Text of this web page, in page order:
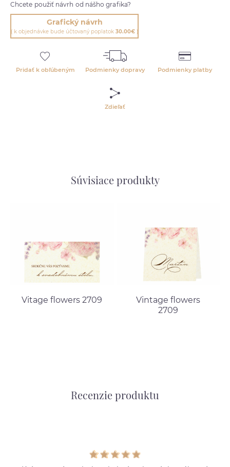
Chcete použiť návrh od nášho grafika?
Grafický návrh
( k objednávke bude účtovaný poplatok 30.00€ )
Pridať k obľúbeným Podmienky dopravy Podmienky platby
Zdieľať
Súvisiace produkty
Vitage flowers 2709
Vintage flowers
2709
Recenzie produktu